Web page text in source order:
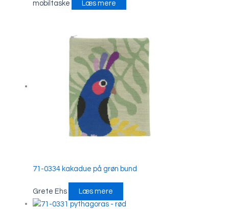
mobiltaske Læs mere
71-0334 kakadue på grøn bund
Grete Ehs Læs mere